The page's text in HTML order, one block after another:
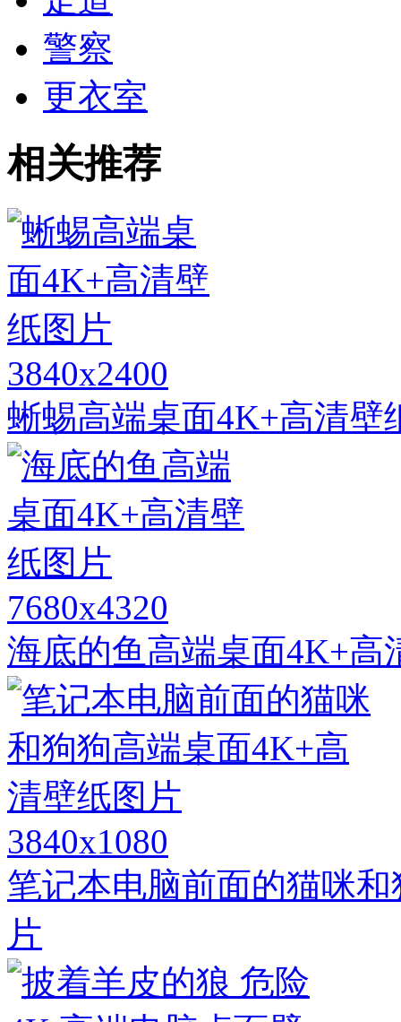
警察
更衣室
相关推荐
3840x2400
蜥蜴高端桌面4K+高清壁
7680x4320
海底的鱼高端桌面4K+高
3840x1080
笔记本电脑前面的猫咪
片